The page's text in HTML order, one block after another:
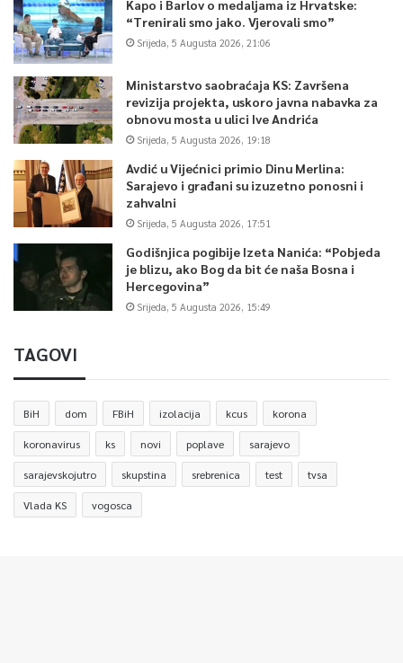
Kapo i Barlov o medaljama iz Hrvatske:
“Trenirali smo jako. Vjerovali smo”
Srijeda, 5 Augusta 2026, 21:06
Ministarstvo saobraćaja KS: Završena
revizija projekta, uskoro javna nabavka za
obnovu mosta u ulici Ive Andrića
Srijeda, 5 Augusta 2026, 19:18
Avdić u Vijećnici primio Dinu Merlina:
Sarajevo i građani su izuzetno ponosni i
zahvalni
Srijeda, 5 Augusta 2026, 17:51
Godišnjica pogibije Izeta Nanića: “Pobjeda
je blizu, ako Bog da bit će naša Bosna i
Hercegovina”
Srijeda, 5 Augusta 2026, 15:49
TAGOVI
BiH dom FBiH izolacija kcus korona
koronavirus ks novi poplave sarajevo
sarajevskojutro skupstina srebrenica test tvsa
Vlada KS vogosca